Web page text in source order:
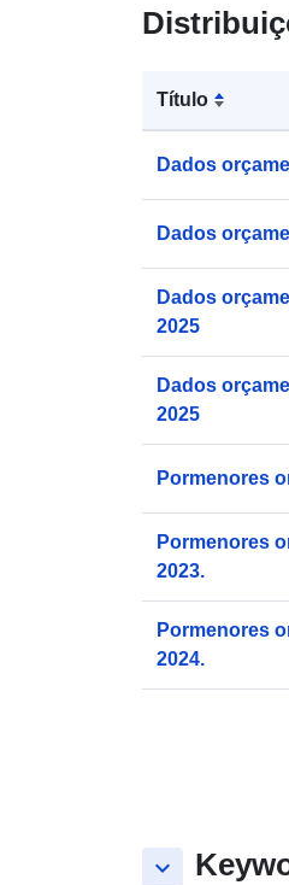
Título
Dados
Dados
Dados
2025
Dados
2025
Pormenores
Pormenores
2023.
Pormenores
2024.
keyboard_arrow_down